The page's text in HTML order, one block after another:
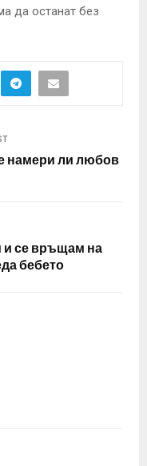
да останат без
намери ли любов
и се връщам на
бебето